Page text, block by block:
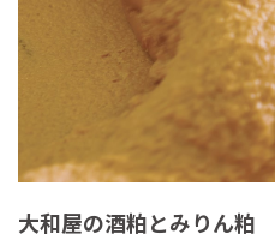
大和屋の酒粕とみりん粕